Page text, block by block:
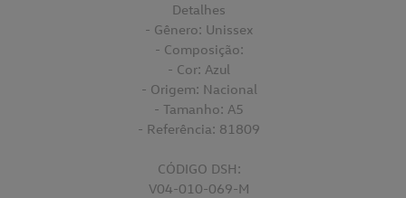
Detalhes
- Gênero: Unissex
- Composição:
- Cor: Azul
- Origem: Nacional
- Tamanho: A5
- Referência: 81809
CÓDIGO DSH:
V04-010-069-M